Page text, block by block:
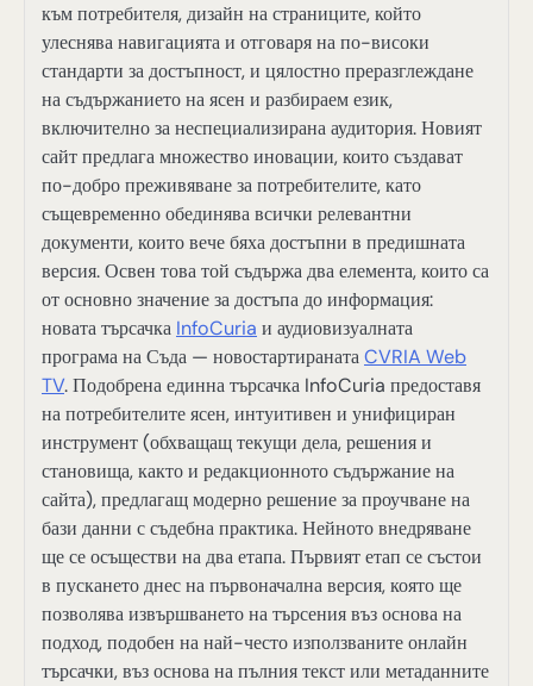
към потребителя, дизайн на страниците, който
улеснява навигацията и отговаря на по-високи
стандарти за достъпност, и цялостно преразглеждане
на съдържанието на ясен и разбираем език,
включително за неспециализирана аудитория. Новият
сайт предлага множество иновации, които създават
по-добро преживяване за потребителите, като
същевременно обединява всички релевантни
документи, които вече бяха достъпни в предишната
версия. Освен това той съдържа два елемента, които са
от основно значение за достъпа до информация:
новата търсачка InfoCuria и аудиовизуалната
програма на Съда — новостартиранатаCVRIA Web
TV. Подобрена единна търсачка InfoCuria предоставя
на потребителите ясен, интуитивен и унифициран
инструмент (обхващащ текущи дела, решения и
становища, както и редакционното съдържание на
сайта), предлагащ модерно решение за проучване на
бази данни с съдебна практика. Нейното внедряване
ще се осъществи на два етапа. Първият етап се състои
в пускането днес на първоначална версия, която ще
позволява извършването на търсения въз основа на
подход, подобен на най-често използваните онлайн
търсачки, въз основа на пълния текст или метаданните